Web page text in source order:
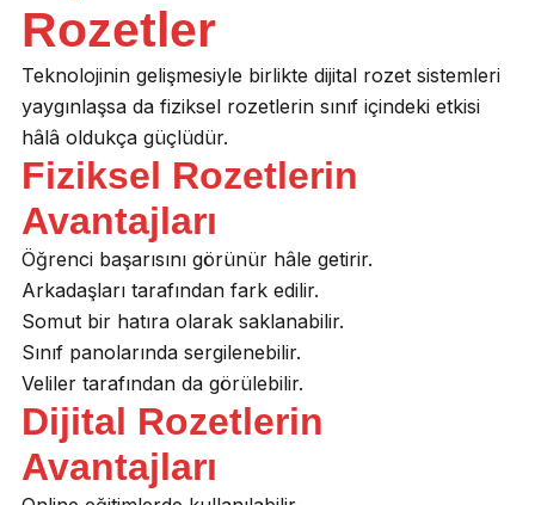
Rozetler
Teknolojinin gelişmesiyle birlikte dijital rozet sistemleri
yaygınlaşsa da fiziksel rozetlerin sınıf içindeki etkisi
hâlâ oldukça güçlüdür.
Fiziksel Rozetlerin
Avantajları
Öğrenci başarısını görünür hâle getirir.
Arkadaşları tarafından fark edilir.
Somut bir hatıra olarak saklanabilir.
Sınıf panolarında sergilenebilir.
Veliler tarafından da görülebilir.
Dijital Rozetlerin
Avantajları